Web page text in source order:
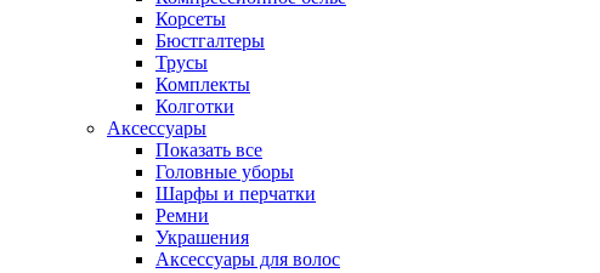
Корсеты
Бюстгалтеры
Трусы
Комплекты
Колготки
Аксессуары
Показать все
Головные уборы
Шарфы и перчатки
Ремни
Украшения
Аксессуары для волос